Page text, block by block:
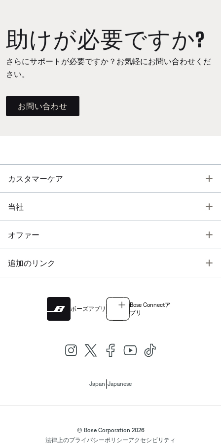
助けが必要ですか?
さらにサポートが必要ですか？お気軽にお問い合わせくだ
さい。
お問い合わせ
カスタマーケア
当社
オファー
追加のリンク
ボーズアプリ
Bose Connectア
プリ
Japan Japanese
© Bose Corporation 2026
法律上のプライバシーポリシーアクセシビリティ